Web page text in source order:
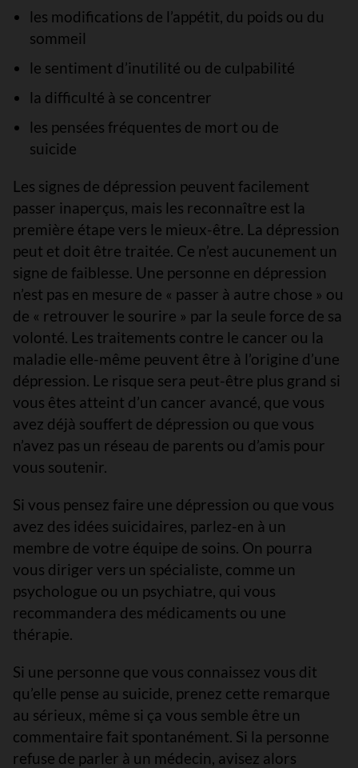
les modifications de l’appétit, du poids ou du
sommeil
le sentiment d’inutilité ou de culpabilité
la difficulté à se concentrer
les pensées fréquentes de mort ou de
suicide
Les signes de dépression peuvent facilement
passer inaperçus, mais les reconnaître est la
première étape vers le mieux-être. La dépression
peut et doit être traitée. Ce n’est aucunement un
signe de faiblesse. Une personne en dépression
n’est pas en mesure de « passer à autre chose » ou
de « retrouver le sourire » par la seule force de sa
volonté. Les traitements contre le cancer ou la
maladie elle-même peuvent être à l’origine d’une
dépression. Le risque sera peut-être plus grand si
vous êtes atteint d’un cancer avancé, que vous
avez déjà souffert de dépression ou que vous
n’avez pas un réseau de parents ou d’amis pour
vous soutenir.
Si vous pensez faire une dépression ou que vous
avez des idées suicidaires, parlez-en à un
membre de votre équipe de soins. On pourra
vous diriger vers un spécialiste, comme un
psychologue ou un psychiatre, qui vous
recommandera des médicaments ou une
thérapie.
Si une personne que vous connaissez vous dit
qu’elle pense au suicide, prenez cette remarque
au sérieux, même si ça vous semble être un
commentaire fait spontanément. Si la personne
refuse de parler à un médecin, avisez alors